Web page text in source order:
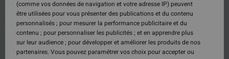
(comme vos données de navigation et votre adresse IP) peuvent
être utilisées pour vous présenter des publications et du contenu
personnalisés ; pour mesurer la performance publicitaire et du
contenu ; pour personnaliser les publicités ; et en apprendre plus
sur leur audience ; pour développer et améliorer les produits de nos
partenaires. Vous pouvez paramétrer vos choix pour accepter ou